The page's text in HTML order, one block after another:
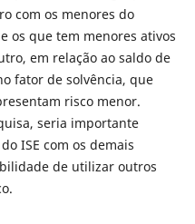
com os menores do
os que tem menores ativos
em relação ao saldo de
fator de solvência, que
risco menor.
seria importante
ISE com os demais
de utilizar outros